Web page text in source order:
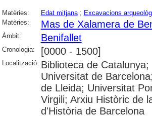
Matèries: Edat mitjana; Excavacions
Matèries:
Mas de Xalamera de
Àmbit: Benifallet
Cronologia: [0000 - 1500]
Localització: Biblioteca de
Universitat de
de Lleida; Universitat
Virgili; Arxiu Històric de
d'Història de Barcelona